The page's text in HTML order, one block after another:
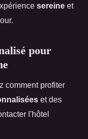
sereine et
pour
comment profiter
et des
l'hôtel